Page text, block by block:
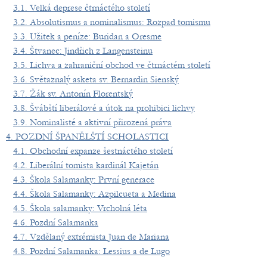
3.1. Velká deprese čtrnáctého století
3.2. Absolutismus a nominalismus: Rozpad tomismu
3.3. Užitek a peníze: Buridan a Oresme
3.4. Štvanec: Jindřich z Langensteinu
3.5. Lichva a zahraniční obchod ve čtrnáctém století
3.6. Světaznalý asketa sv. Bernardin Sienský
3.7. Žák sv. Antonín Florentský
3.8. Švábští liberálové a útok na prohibici lichvy
3.9. Nominalisté a aktivní přirozená práva
4. POZDNÍ ŠPANĚLŠTÍ SCHOLASTICI
4.1. Obchodní expanze šestnáctého století
4.2. Liberální tomista kardinál Kajetán
4.3. Škola Salamanky: První generace
4.4. Škola Salamanky: Azpilcueta a Medina
4.5. Škola salamanky: Vrcholná léta
4.6. Pozdní Salamanka
4.7. Vzdělaný extrémista Juan de Mariana
4.8. Pozdní Salamanka: Lessius a de Lugo